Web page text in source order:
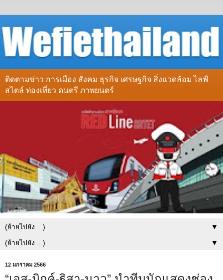
ติดตามข่าว การเมือง สังคม ธุรกิจ เศรษฐกิจ สิ่งแวดล้อม ไลฟ์
สไตล์ ท่องเที่ยว ดนตรี ภาพยนตร์
▼
▼
12 มกราคม 2566